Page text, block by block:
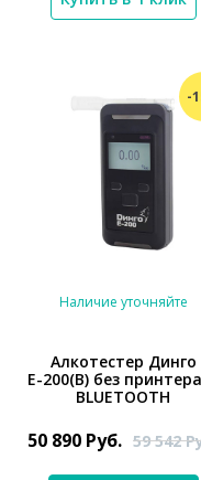
-
*}
Наличие уточняйте
Алкотестер Динго
Е-200(В) без
BLUETOOTH
50 890 Руб. 59 542